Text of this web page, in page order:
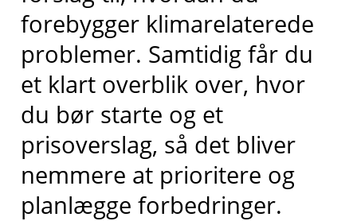
forebygger klimarelaterede
problemer. Samtidig får du
et klart overblik over, hvor
du bør starte og et
prisoverslag, så det bliver
nemmere at prioritere og
planlægge forbedringer.